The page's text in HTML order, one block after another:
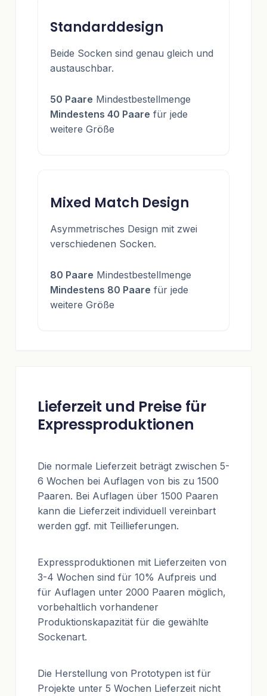
Standarddesign
Beide Socken sind genau gleich und
austauschbar.
50 Paare Mindestbestellmenge
Mindestens 40 Paare für jede
weitere Größe
Mixed Match Design
Asymmetrisches Design mit zwei
verschiedenen Socken.
80 Paare Mindestbestellmenge
Mindestens 80 Paare für jede
weitere Größe
Lieferzeit und Preise für
Expressproduktionen
Die normale Lieferzeit beträgt zwischen 5-
6 Wochen bei Auflagen von bis zu 1500
Paaren. Bei Auflagen über 1500 Paaren
kann die Lieferzeit individuell vereinbart
werden ggf. mit Teillieferungen.
Expressproduktionen mit Lieferzeiten von
3-4 Wochen sind für 10% Aufpreis und
für Auflagen unter 2000 Paaren möglich,
vorbehaltlich vorhandener
Produktionskapazität für die gewählte
Sockenart.
Die Herstellung von Prototypen ist für
Projekte unter 5 Wochen Lieferzeit nicht